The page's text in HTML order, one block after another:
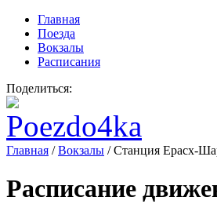
Главная
Поезда
Вокзалы
Расписания
Поделиться:
Главная /Вокзалы /Станция Ерасх-
Расписание